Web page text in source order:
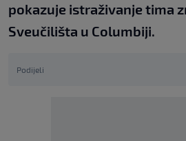
pokazuje istraživanje tima
Sveučilišta u Columbiji.
Podijeli